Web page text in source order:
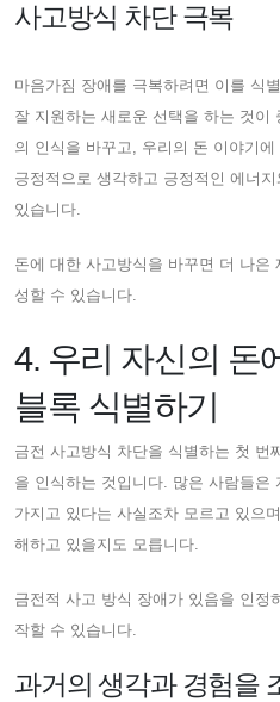
사고방식 차단 극복
마음가짐 장애를 극복하려면 이를 식
잘 지원하는 새로운 선택을 하는 것이
의 인식을 바꾸고, 우리의 돈 이야기
긍정적으로 생각하고 긍정적인 에너
있습니다.
돈에 대한 사고방식을 바꾸면 더 나은
성할 수 있습니다.
4. 우리 자신의 돈
블록 식별하기
금전 사고방식 차단을 식별하는 첫 번
을 인식하는 것입니다. 많은 사람들은
가지고 있다는 사실조차 모르고 있으
해하고 있을지도 모릅니다.
금전적 사고 방식 장애가 있음을 인정
작할 수 있습니다.
과거의 생각과 경험을